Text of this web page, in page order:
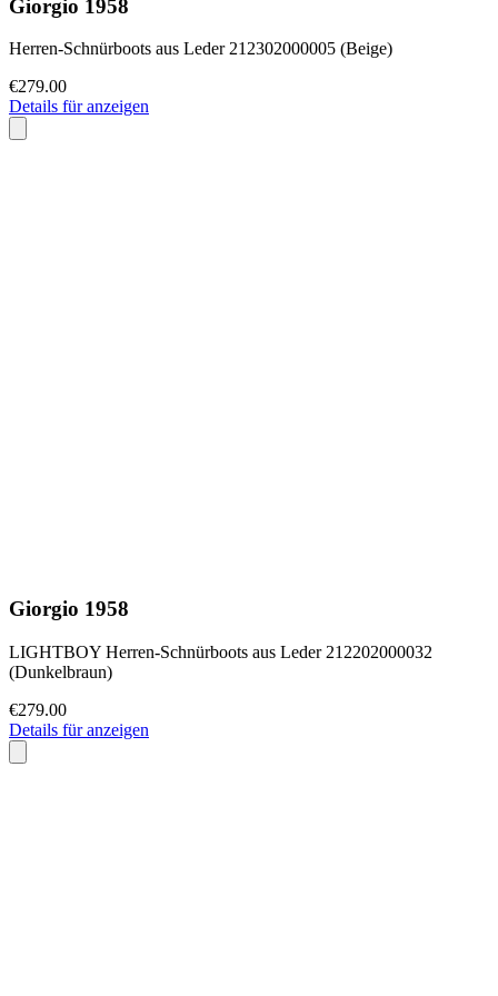
Giorgio 1958
Herren-Schnürboots aus Leder 212302000005 (Beige)
€279.00
Details für anzeigen
Giorgio 1958
LIGHTBOY Herren-Schnürboots aus Leder 212202000032
(Dunkelbraun)
€279.00
Details für anzeigen